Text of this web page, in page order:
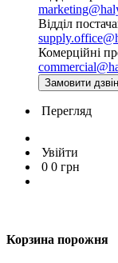
Відділ
Комерційні
Замовити
Перегляд
Увійти
0 0 грн
Корзина порожня